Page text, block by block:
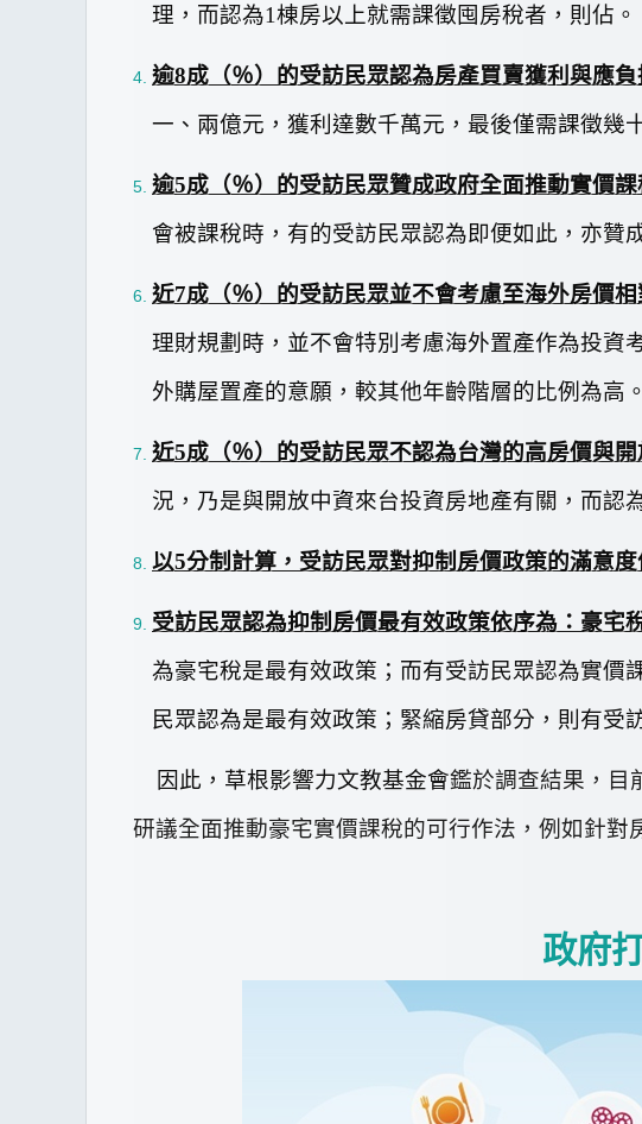
理 ，而認為1棟房以上就需課徵囤房稅者，則佔 。
逾8成（％）的受訪民眾認為房產買賣獲利與應
一、兩億元，獲利達數千萬元，最後僅需課徵幾
逾5成（％）的受訪民眾贊成政府全面推動實價課
會被課稅時，有的受訪民眾認為即便如此，亦贊
近7成（％）的受訪民眾並不會考慮至海外房價
理財規劃時，並不會特別考慮海外置產作為投資
外購屋置產的意願，較其他年齡階層的比例為高 。
近5成（％）的受訪民眾不認為台灣的高房價與
況，乃是與開放中資來台投資房地產有關，而認
以5分制計算，受訪民眾對抑制房價政策的滿意
受訪民眾認為抑制房價最有效政策依序為：豪宅
為豪宅稅是最有效政策；而有受訪民眾認為實價
民眾認為是最有效政策；緊縮房貸部分，則有受
因此， 草根影響力文教基金會鑑於調查結果，目
研議全面推動豪宅實價課稅的可行作法，例如針
政府